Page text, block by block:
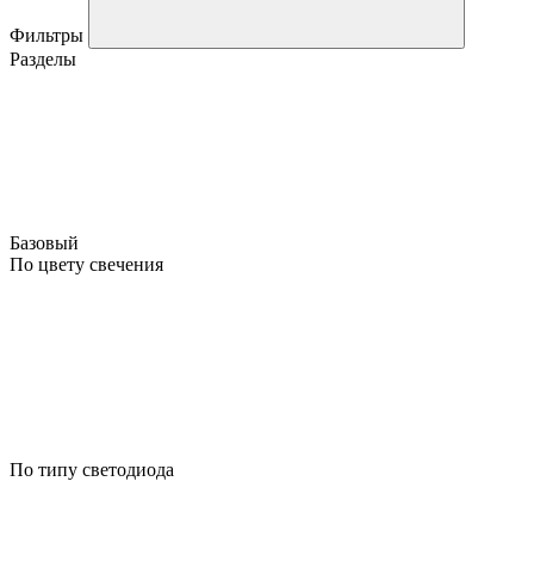
Фильтры
Разделы
Базовый
По цвету свечения
По типу светодиода